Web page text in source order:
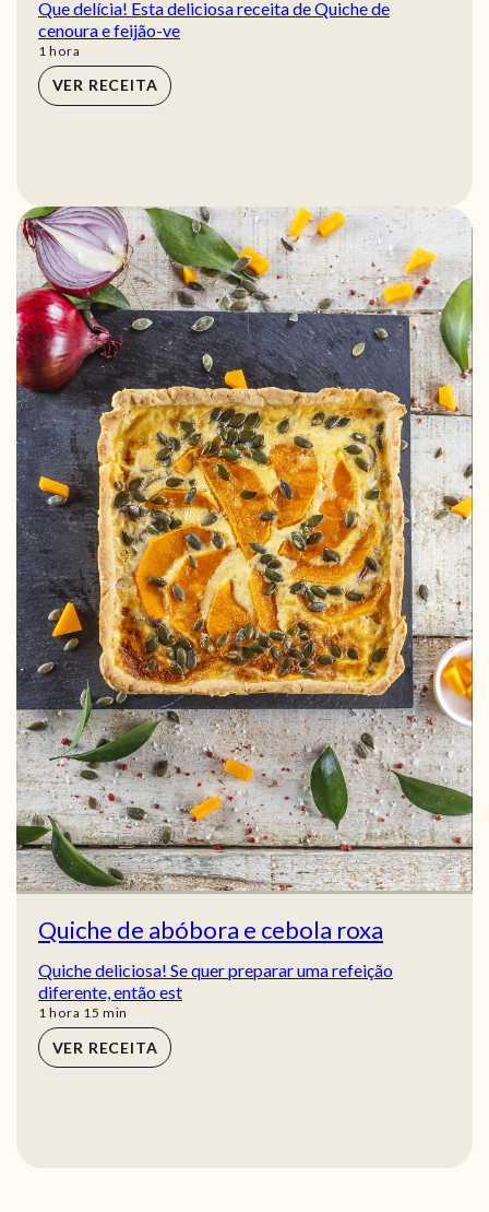
Que delícia! Esta deliciosa receita de Quiche de
cenoura e feijão-ve
1 hora
hora
VER RECEITA
Quiche de abóbora e cebola roxa
Quiche deliciosa! Se quer preparar uma refeição
diferente, então est
1 hora
hora 15 min
min
VER RECEITA